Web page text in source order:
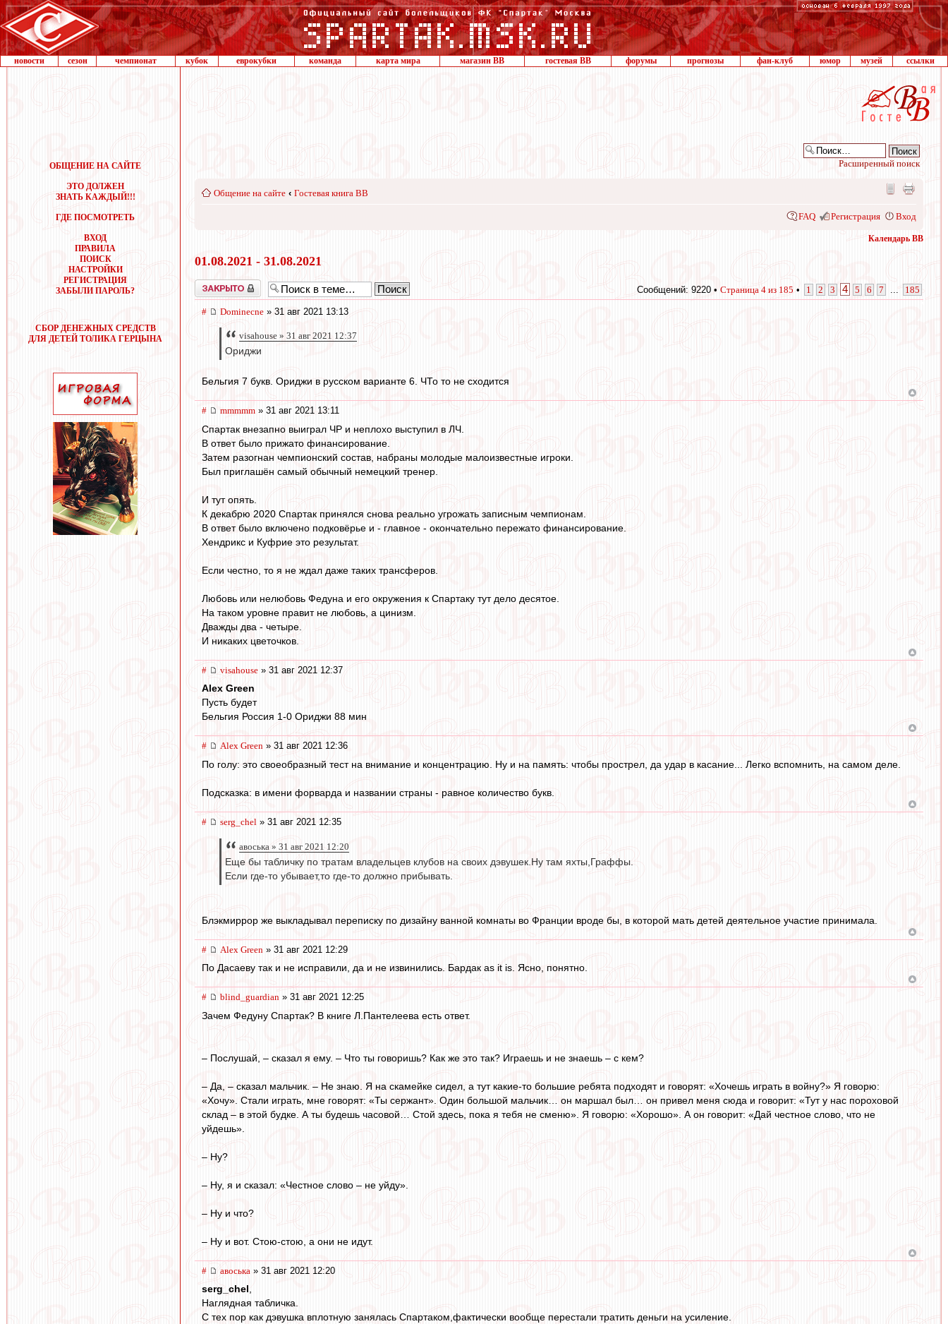
новости сезон чемпионат кубок еврокубки команда карта мира магазин ВВ гостевая ВВ форумы прогнозы фан-клуб юмор музей ссылки
ОБЩЕНИЕ НА САЙТЕ
ЭТО ДОЛЖЕН
ЗНАТЬ КАЖДЫЙ!!!
ГДЕ ПОСМОТРЕТЬ
ВХОД
ПРАВИЛА
ПОИСК
НАСТРОЙКИ
РЕГИСТРАЦИЯ
ЗАБЫЛИ ПАРОЛЬ?
СБОР ДЕНЕЖНЫХ СРЕДСТВ
ДЛЯ ДЕТЕЙ ТОЛИКА ГЕРЦЫНА
Расширенный поиск
Общение на сайте ‹ Гостевая книга ВВ
FAQ Регистрация Вход
Календарь ВВ
01.08.2021 - 31.08.2021
Закрыто Сообщений: 9220 • Страница 4 из 185 • 1 2 3 4 5 6 7 185
# Dominecne » 31 авг 2021 13:13
visahouse » 31 авг 2021 12:37
Ориджи
Бельгия 7 букв. Ориджи в русском варианте 6. ЧТо то не сходится
# mmmmm » 31 авг 2021 13:11
Спартак внезапно выиграл ЧР и неплохо выступил в ЛЧ.
В ответ было прижато финансирование.
Затем разогнан чемпионский состав, набраны молодые малоизвестные игроки.
Был приглашён самый обычный немецкий тренер.
И тут опять.
К декабрю 2020 Спартак принялся снова реально угрожать записным чемпионам.
В ответ было включено подковёрье и - главное - окончательно пережато финансирование.
Хендрикс и Куфрие это результат.
Если честно, то я не ждал даже таких трансферов.
Любовь или нелюбовь Федуна и его окружения к Спартаку тут дело десятое.
На таком уровне правит не любовь, а цинизм.
Дважды два - четыре.
И никаких цветочков.
# visahouse » 31 авг 2021 12:37
Alex Green
Пусть будет
Бельгия Россия 1-0 Ориджи 88 мин
# Alex Green » 31 авг 2021 12:36
По голу: это своеобразный тест на внимание и концентрацию. Ну и на память: чтобы прострел, да удар в касание... Легко вспомнить, на самом деле.
Подсказка: в имени форварда и названии страны - равное количество букв.
# serg_chel » 31 авг 2021 12:35
авоська » 31 авг 2021 12:20
Еще бы табличку по тратам владельцев клубов на своих дэвушек.Ну там яхты,Граффы.
Если где-то убывает,то где-то должно прибывать.
Блэкмиррор же выкладывал переписку по дизайну ванной комнаты во Франции вроде бы, в которой мать детей деятельное участие принимала.
# Alex Green » 31 авг 2021 12:29
По Дасаеву так и не исправили, да и не извинились. Бардак as it is. Ясно, понятно.
# blind_guardian » 31 авг 2021 12:25
Зачем Федуну Спартак? В книге Л.Пантелеева есть ответ.
– Послушай, – сказал я ему. – Что ты говоришь? Как же это так? Играешь и не знаешь – с кем?
– Да, – сказал мальчик. – Не знаю. Я на скамейке сидел, а тут какие-то большие ребята подходят и говорят: «Хочешь играть в войну?» Я говорю:
«Хочу». Стали играть, мне говорят: «Ты сержант». Один большой мальчик… он маршал был… он привел меня сюда и говорит: «Тут у нас пороховой
склад – в этой будке. А ты будешь часовой… Стой здесь, пока я тебя не сменю». Я говорю: «Хорошо». А он говорит: «Дай честное слово, что не
уйдешь».
– Ну?
– Ну, я и сказал: «Честное слово – не уйду».
– Ну и что?
– Ну и вот. Стою-стою, а они не идут.
# авоська » 31 авг 2021 12:20
serg_chel,
Наглядная табличка.
С тех пор как дэвушка вплотную занялась Спартаком,фактически вообще перестали тратить деньги на усиление.